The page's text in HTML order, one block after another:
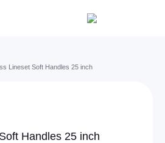
Lineset Soft Handles 25 inch
Handles 25 inch